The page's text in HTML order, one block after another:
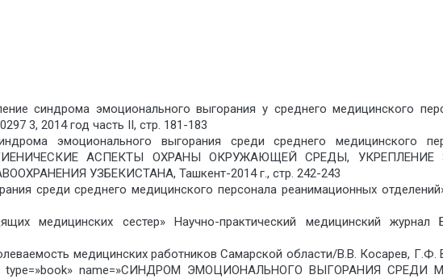
синдрома эмоционального выгорания у среднего медицинского
3, 2014 год часть II, стр. 181-183
эмоционального выгорания среди среднего медицинского
АСПЕКТЫ ОХРАНЫ ОКРУЖАЮЩЕЙ СРЕДЫ,
УЗБЕКИСТАНА, Ташкент-2014 г., стр. 242-243
среди среднего медицинского персонала реанимационных
медицинских сестер» Научно-практический медицинский журнал
медицинских работников Самарской области/В.В. Косарев, Г.Ф.
type=»book» name=»СИНДРОМ ЭМОЦИОНАЛЬНОГО ВЫГОРАНИЯ